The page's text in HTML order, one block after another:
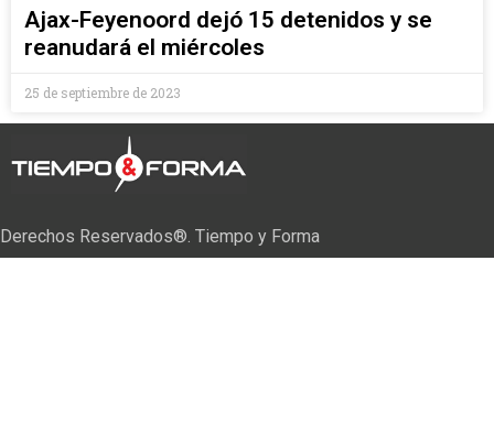
Ajax-Feyenoord dejó 15 detenidos y se
reanudará el miércoles
25 de septiembre de 2023
Derechos Reservados®. Tiempo y Forma